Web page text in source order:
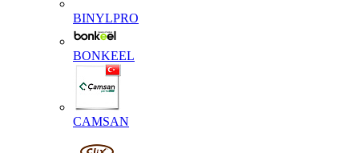
BINYLPRO
BONKEEL
CAMSAN